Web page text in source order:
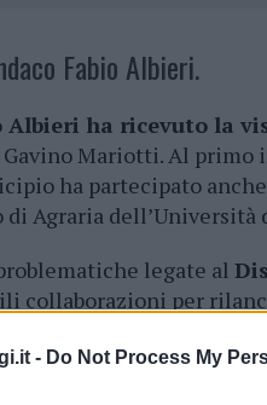
- Do Not Process My
Fabio Albieri.
Albieri ha ricevuto la
Gavino Mariotti. Al primo
ha partecipato
Agraria dell’Università
legate al
collaborazioni per
sono nate
che risiedono